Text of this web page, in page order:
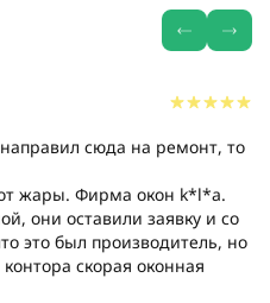
сюда на ремонт, то
жары. Фирма окон k*l*a.
они оставили заявку и со
это был производитель, но
скорая оконная